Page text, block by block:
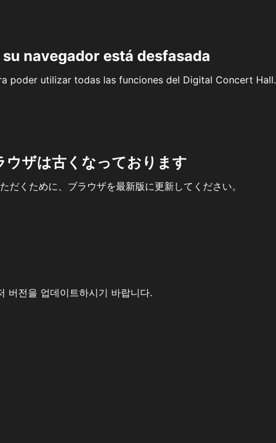
navegador está desfasada
poder utilizar todas las funciones del Digital Concert Hall.
ウザは古くなっております
くために、ブラウザを最新版に更新してください。
버전을 업데이트하시기 바랍니다.